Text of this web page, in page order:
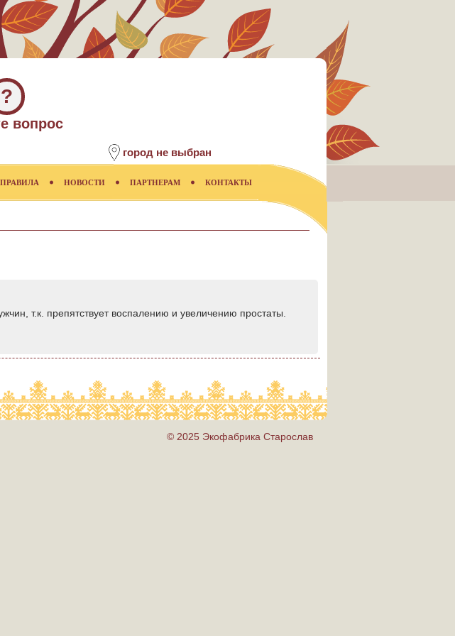
?
вопрос
город не выбран
ПРАВИЛА НОВОСТИ ПАРТНЕРАМ КОНТАКТЫ
т.к. препятствует воспалению и увеличению простаты.
© 2025 Экофабрика Старослав